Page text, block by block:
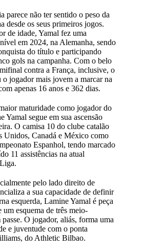
parece não ter sentido o peso da
desde os seus primeiros jogos.
de idade, Yamal fez uma
em 2024, na Alemanha, sendo
do título e participando
gols na campanha. Com o belo
contra a França, inclusive, o
o jogador mais jovem a marcar na
apenas 16 anos e 362 dias.
maturidade como jogador do
Yamal segue em sua ascensão
O camisa 10 do clube catalão
Unidos, Canadá e México como
Espanhol, tendo marcado
11 assistências na atual
pelo lado direito de
a sua capacidade de definir
esquerda, Lamine Yamal é peça
um esquema de três meio-
passe. O jogador, aliás, forma uma
e juventude com o ponta
do Athletic Bilbao.